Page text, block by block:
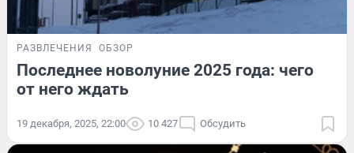
РАЗВЛЕЧЕНИЯ ОБЗОР
Последнее новолуние 2025 года: чего
от него ждать
19 декабря, 2025, 22:00 10 427 Обсудить